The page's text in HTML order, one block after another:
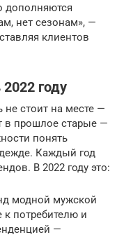
дополняются
нет сезонам», —
клиентов
году
стоит на месте —
в прошлое старые —
понять
Каждый год
В 2022 году это:
модной мужской
потребителю и
—